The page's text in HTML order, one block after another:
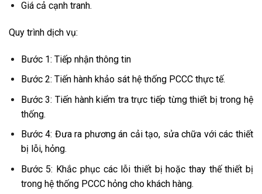
Giá cả cạnh tranh.
Quy trình dịch vụ:
Bước 1: Tiếp nhận thông tin
Bước 2: Tiến hành khảo sát hệ thống PCCC thực tế.
Bước 3: Tiến hành kiểm tra trực tiếp từng thiết bị trong hệ
thống.
Bước 4: Đưa ra phương án cải tạo, sửa chữa với các thiết
bị lỗi, hỏng.
Bước 5: Khắc phục các lỗi thiết bị hoặc thay thế thiết bị
trong hệ thống PCCC hỏng cho khách hàng.